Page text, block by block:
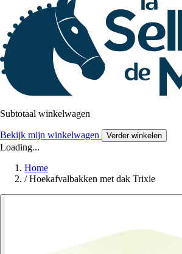
Subtotaal winkelwagen
Bekijk mijn winkelwagen Verder winkelen
Loading...
Home
/ Hoekafvalbakken met dak Trixie